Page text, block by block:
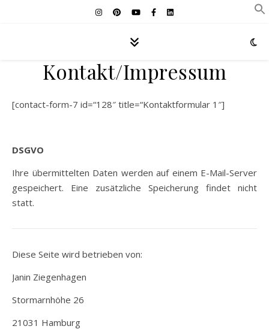
Kontakt/Impressum
[contact-form-7 id=“128″ title=“Kontaktformular 1″]
DSGVO
Ihre übermittelten Daten werden auf einem E-Mail-Server
gespeichert. Eine zusätzliche Speicherung findet nicht
statt.
Diese Seite wird betrieben von:
Janin Ziegenhagen
Stormarnhöhe 26
21031 Hamburg